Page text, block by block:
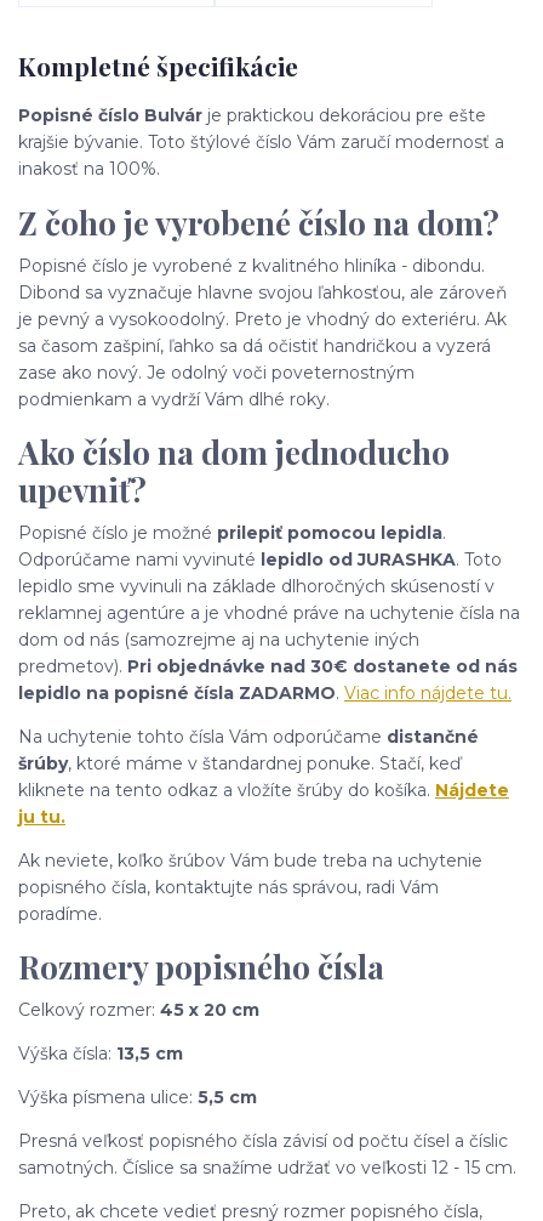
Kompletné špecifikácie
Popisné číslo Bulvár je praktickou dekoráciou pre ešte
krajšie bývanie. Toto štýlové číslo Vám zaručí modernosť a
inakosť na 100%.
Z čoho je vyrobené číslo na dom?
Popisné číslo je vyrobené z kvalitného hliníka - dibondu.
Dibond sa vyznačuje hlavne svojou ľahkosťou, ale zároveň
je pevný a vysokoodolný. Preto je vhodný do exteriéru. Ak
sa časom zašpiní, ľahko sa dá očistiť handričkou a vyzerá
zase ako nový. Je odolný voči poveternostným
podmienkam a vydrží Vám dlhé roky.
Ako číslo na dom jednoducho
upevniť?
Popisné číslo je možné prilepiť pomocou lepidla.
Odporúčame nami vyvinuté lepidlo od JURASHKA. Toto
lepidlo sme vyvinuli na základe dlhoročných skúseností v
reklamnej agentúre a je vhodné práve na uchytenie čísla na
dom od nás (samozrejme aj na uchytenie iných
predmetov). Pri objednávke nad 30€ dostanete od nás
lepidlo na popisné čísla ZADARMO. Viac info nájdete tu.
Na uchytenie tohto čísla Vám odporúčame distančné
šrúby, ktoré máme v štandardnej ponuke. Stačí, keď
kliknete na tento odkaz a vložíte šrúby do košíka. Nájdete
ju tu.
Ak neviete, koľko šrúbov Vám bude treba na uchytenie
popisného čísla, kontaktujte nás správou, radi Vám
poradíme.
Rozmery popisného čísla
Celkový rozmer: 45 x 20 cm
Výška čísla: 13,5 cm
Výška písmena ulice: 5,5 cm
Presná veľkosť popisného čísla závisí od počtu čísel a číslic
samotných. Číslice sa snažíme udržať vo veľkosti 12 - 15 cm.
Preto, ak chcete vedieť presný rozmer popisného čísla,